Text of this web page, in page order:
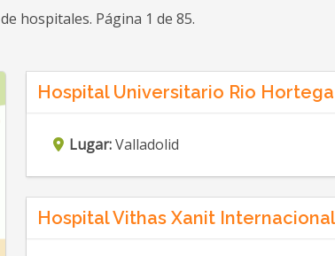
de hospitales. Página 1 de 85.
Hospital Universitario Rio Hortega
Lugar:Valladolid
Hospital Vithas Xanit Internacional